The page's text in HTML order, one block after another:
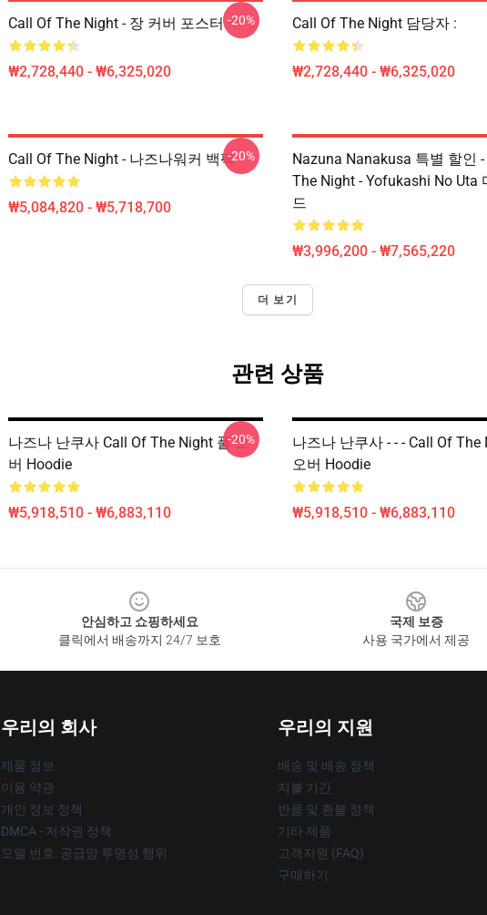
Call Of The Night - 장 커버 포스터
₩2,728,440 - ₩6,325,020
-20% Call Of The Night 담당자 :
₩2,728,440 - ₩6,325,020
Call Of The Night - 나즈나워커 백팩
₩5,084,820 - ₩5,718,700
-20%
Nazuna Nanakusa 특별 할인
The Night - Yofukashi No Uta
드
₩3,996,200 - ₩7,565,220
더 보기
관련 상품
나즈나 난쿠사 Call Of The Night 풀 오
버 Hoodie
₩5,918,510 - ₩6,883,110
-20%
나즈나 난쿠사 - - - Call Of The
오버 Hoodie
₩5,918,510 - ₩6,883,110
안심하고 쇼핑하세요
클릭에서 배송까지 24/7 보호
국제 보증
사용 국가에서 제공
우리의 회사
제품 정보
이용 약관
개인 정보 정책
DMCA - 저작권 정책
모델 번호: 공급망 투명성 행위
우리의 지원
배송 및 배송 정책
지불 기간
반품 및 환불 정책
기타 제품
고객지원 (FAQ)
구매하기